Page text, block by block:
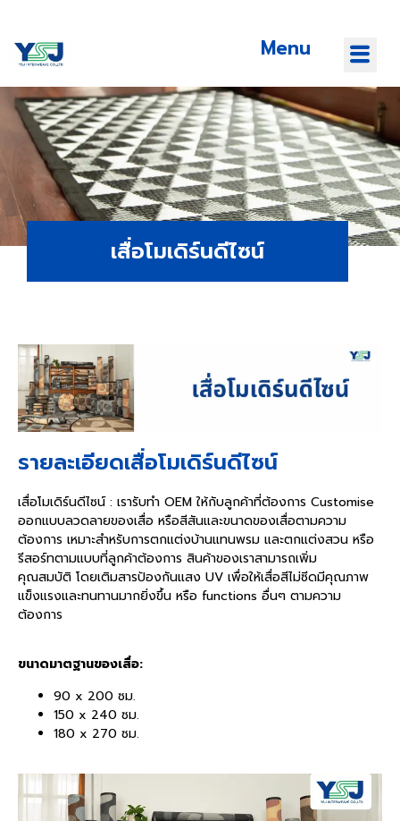
Menu
เสื่อโมเดิร์นดีไซน์
รายละเอียดเสื่อโมเดิร์นดีไซน์
เสื่อโมเดิร์นดีไซน์ : เรารับทำ OEM ให้กับลูกค้าที่ต้องการ Customise
ออกแบบลวดลายของเสื่อ หรือสีสันและขนาดของเสื่อตามความ
ต้องการ เหมาะสำหรับการตกแต่งบ้านแทนพรม และตกแต่งสวน หรือ
รีสอร์ทตามแบบที่ลูกค้าต้องการ สินค้าของเราสามารถเพิ่ม
คุณสมบัติ โดยเติมสารป้องกันแสง UV เพื่อให้เสื่อสีไม่ซีดมีคุณภาพ
แข็งแรงและทนทานมากยิ่งขึ้น หรือ functions อื่นๆ ตามความ
ต้องการ
ขนาดมาตฐานของเสื่อ:
90 x 200 ซม.
150 x 240 ซม.
180 x 270 ซม.